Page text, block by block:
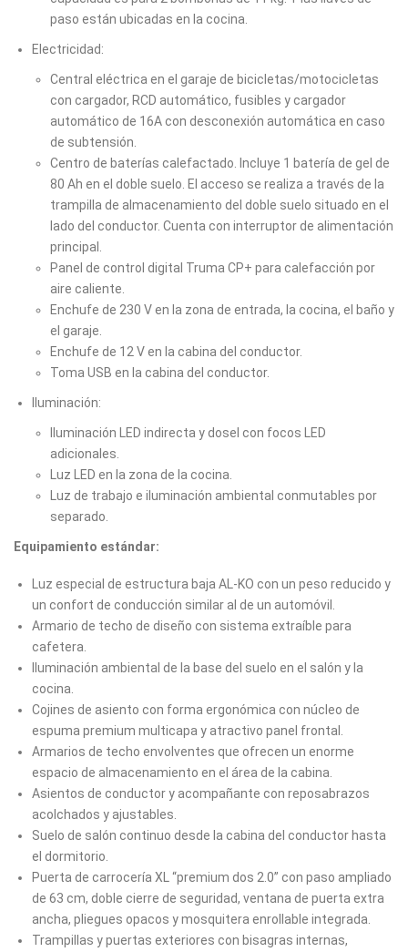
paso están ubicadas en la cocina.
Electricidad:
Central eléctrica en el garaje de bicicletas/motocicletas
con cargador, RCD automático, fusibles y cargador
automático de 16A con desconexión automática en caso
de subtensión.
Centro de baterías calefactado. Incluye 1 batería de gel de
80 Ah en el doble suelo. El acceso se realiza a través de la
trampilla de almacenamiento del doble suelo situado en el
lado del conductor. Cuenta con interruptor de alimentación
principal.
Panel de control digital Truma CP+ para calefacción por
aire caliente.
Enchufe de 230 V en la zona de entrada, la cocina, el baño y
el garaje.
Enchufe de 12 V en la cabina del conductor.
Toma USB en la cabina del conductor.
Iluminación:
Iluminación LED indirecta y dosel con focos LED
adicionales.
Luz LED en la zona de la cocina.
Luz de trabajo e iluminación ambiental conmutables por
separado.
Equipamiento estándar:
Luz especial de estructura baja AL-KO con un peso reducido y
un confort de conducción similar al de un automóvil.
Armario de techo de diseño con sistema extraíble para
cafetera.
Iluminación ambiental de la base del suelo en el salón y la
cocina.
Cojines de asiento con forma ergonómica con núcleo de
espuma premium multicapa y atractivo panel frontal.
Armarios de techo envolventes que ofrecen un enorme
espacio de almacenamiento en el área de la cabina.
Asientos de conductor y acompañante con reposabrazos
acolchados y ajustables.
Suelo de salón continuo desde la cabina del conductor hasta
el dormitorio.
Puerta de carrocería XL “premium dos 2.0” con paso ampliado
de 63 cm, doble cierre de seguridad, ventana de puerta extra
ancha, pliegues opacos y mosquitera enrollable integrada.
Trampillas y puertas exteriores con bisagras internas,